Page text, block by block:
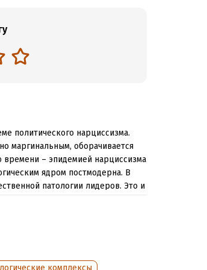
политического нарциссизма.
маргинальным, оборачивается
– эпидемией нарциссизма
ядром постмодерна. В
патологии лидеров. Это и
комплексы, но при этом
в психоистории чревато
экономики,
комплексы